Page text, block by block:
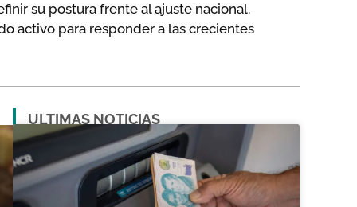
su postura frente al ajuste nacional.
activo para responder a las crecientes
ULTIMAS NOTICIAS